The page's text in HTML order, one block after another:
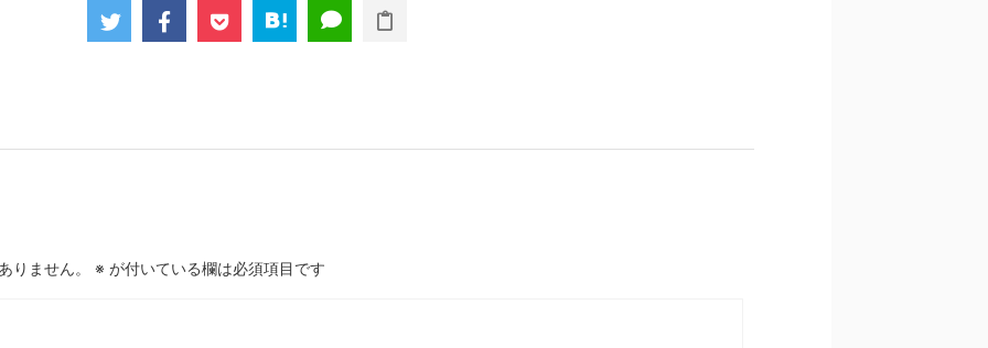
りません。 ※ が付いている欄は必須項目です